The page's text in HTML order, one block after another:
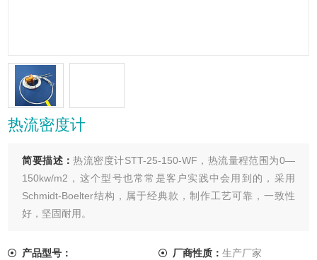
热流密度计
简要描述：热流密度计STT-25-150-WF，热流量程范围为0—
150kw/m2，这个型号也常常是客户实践中会用到的，采用
Schmidt-Boelter结构，属于经典款，制作工艺可靠，一致性
好，坚固耐用。
产品型号： 厂商性质： 生产厂家